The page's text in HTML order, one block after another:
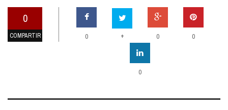
0
COMPARTIR 0 + 0 0
0